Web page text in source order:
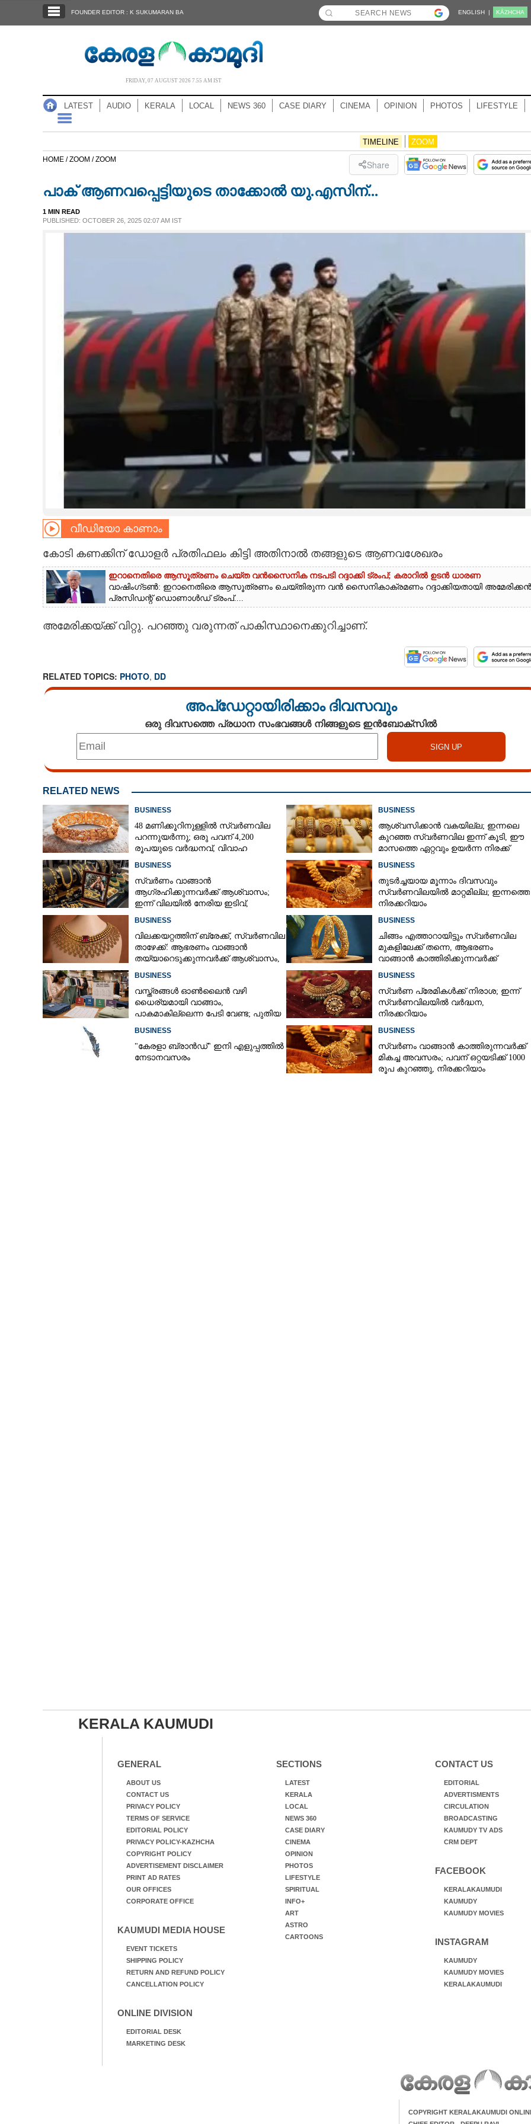
NOTIFIED NEWS
CARTOONS
LITERATURE
FOUNDER EDITOR : K SUKUMARAN BA ENGLISH | KĀZHCHA
FRIDAY, 07 AUGUST 2026 7.55 AM IST
LATEST AUDIO KERALA LOCAL NEWS 360 CASE DIARY CINEMA OPINION PHOTOS LIFESTYLE
TIMELINE ZOOM
HOME /ZOOM /ZOOM Share
പാക് ആണവപ്പെട്ടിയുടെ താക്കോൽ യു.എസിന്...
1 MIN READ
PUBLISHED: OCTOBER 26, 2025 02:07 AM IST
വീഡിയോ കാണാം
കോടി കണക്കിന് ഡോളർ പ്രതിഫലം കിട്ടി അതിനാൽ തങ്ങളുടെ ആണവശേഖരം
ഇറാനെതിരെ ആസൂത്രണം ചെയ്‌ത വൻസൈനിക നടപടി റദ്ദാക്കി ട്രംപ്; കരാറിൽ ഉടൻ ധാരണ
വാഷിംഗ്‌ടൺ: ഇറാനെതിരെ ആസൂത്രണം ചെയ്‌തിരുന്ന വൻ സൈനികാക്രമണം റദ്ദാക്കിയതായി അമേരിക്കൻ
പ്രസിഡന്റ് ഡൊണാൾഡ് ട്രംപ്....
അമേരിക്കയ്ക്ക് വിറ്റു. പറഞ്ഞു വരുന്നത് പാകിസ്ഥാനെക്കുറിച്ചാണ്.
RELATED TOPICS: PHOTO, DD
അപ്ഡേറ്റായിരിക്കാം ദിവസവും
ഒരു ദിവസത്തെ പ്രധാന സംഭവങ്ങൾ നിങ്ങളുടെ ഇൻബോക്സിൽ
RELATED NEWS
BUSINESS
48 മണിക്കൂറിനുള്ളിൽ സ്വർണവില
പറന്നുയർന്നു; ഒരു പവന് 4,200
രൂപയുടെ വർദ്ധനവ്, വിവാഹ
BUSINESS
ആശ്വസിക്കാൻ വകയില്ല; ഇന്നലെ
കുറഞ്ഞ സ്വർണവില ഇന്ന് കൂടി, ഈ
മാസത്തെ ഏറ്റവും ഉയർന്ന നിരക്ക്
BUSINESS
സ്വർണം വാങ്ങാൻ
ആഗ്രഹിക്കുന്നവർക്ക് ആശ്വാസം;
ഇന്ന് വിലയിൽ നേരിയ ഇടിവ്,
BUSINESS
തുടർച്ചയായ മൂന്നാം ദിവസവും
സ്വർണവിലയിൽ മാറ്റമില്ല; ഇന്നത്തെ
നിരക്കറിയാം
BUSINESS
വിലക്കയറ്റത്തിന് ബ്രേക്ക്, സ്വർണവില
താഴേക്ക്: ആഭരണം വാങ്ങാൻ
തയ്യാറെടുക്കുന്നവർക്ക് ആശ്വാസം,
BUSINESS
ചിങ്ങം എത്താറായിട്ടും സ്വർണവില
മുകളിലേക്ക് തന്നെ,​ ആഭരണം
വാങ്ങാൻ കാത്തിരിക്കുന്നവർക്ക്
BUSINESS
വസ്ത്രങ്ങൾ ഓൺലൈൻ വഴി
ധൈര്യമായി വാങ്ങാം,​
പാകമാകില്ലെന്ന പേടി വേണ്ട; പുതിയ
BUSINESS
സ്വർണ പ്രേമികൾക്ക് നിരാശ; ഇന്ന്
സ്വർണവിലയിൽ വർദ്ധന,
നിരക്കറിയാം
BUSINESS
"കേരളാ ബ്രാൻഡ്" ഇനി എളുപ്പത്തിൽ
നേടാനവസരം
BUSINESS
സ്വർണം വാങ്ങാൻ കാത്തിരുന്നവർക്ക്
മികച്ച അവസരം; പവന് ഒറ്റയടിക്ക് 1000
രൂപ കുറഞ്ഞു, നിരക്കറിയാം
KERALA KAUMUDI
GENERAL
ABOUT US
CONTACT US
PRIVACY POLICY
TERMS OF SERVICE
EDITORIAL POLICY
PRIVACY POLICY-KAZHCHA
COPYRIGHT POLICY
ADVERTISEMENT DISCLAIMER
PRINT AD RATES
OUR OFFICES
CORPORATE OFFICE
KAUMUDI MEDIA HOUSE
EVENT TICKETS
SHIPPING POLICY
RETURN AND REFUND POLICY
CANCELLATION POLICY
ONLINE DIVISION
EDITORIAL DESK
MARKETING DESK
SECTIONS
LATEST
KERALA
LOCAL
NEWS 360
CASE DIARY
CINEMA
OPINION
PHOTOS
LIFESTYLE
SPIRITUAL
INFO+
ART
ASTRO
CARTOONS
CONTACT US
EDITORIAL
ADVERTISMENTS
CIRCULATION
BROADCASTING
KAUMUDY TV ADS
CRM DEPT
FACEBOOK
KERALAKAUMUDI
KAUMUDY
KAUMUDY MOVIES
INSTAGRAM
KAUMUDY
KAUMUDY MOVIES
KERALAKAUMUDI
COPYRIGHT KERALAKAUMUDI
Share this link